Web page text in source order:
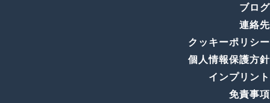
ブログ
連絡先
クッキーポリシー
個人情報保護方針
インプリント
免責事項